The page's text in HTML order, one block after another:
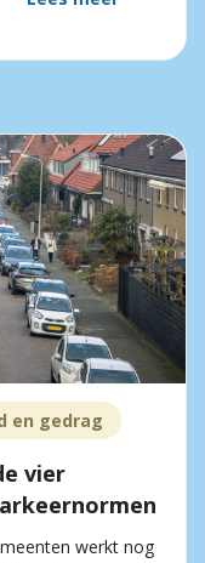
en gedrag
vier
werkt nog